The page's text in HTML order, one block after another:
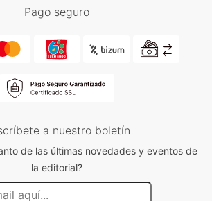
Pago seguro
a nuestro boletín
de las últimas novedades y eventos de
la editorial?